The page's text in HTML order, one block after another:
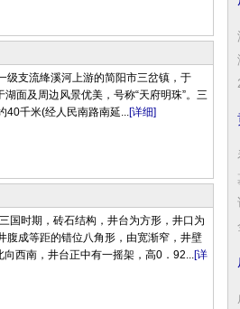
级支流绛溪河上游的简阳市三岔镇，于
面及周边风景优美，号称“天府明珠”。三
40千米(经人民南路南延...[详细]
国时期，砖石结构，井台为方形，井口为
腹成等距的错位八角形，由宽渐窄，井壁
西南，井台正中有一摇架，高0．92...[详